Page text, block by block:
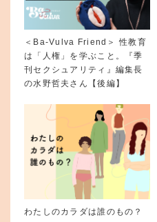
＜Ba-Vulva Friend＞ 性教育
は「人権」を学ぶこと。『季
刊セクシュアリティ』編集長
の水野哲夫さん【後編】
わたしのカラダは誰のもの？